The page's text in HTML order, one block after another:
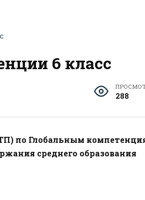
6 класс
288
по Глобальным
среднего образования